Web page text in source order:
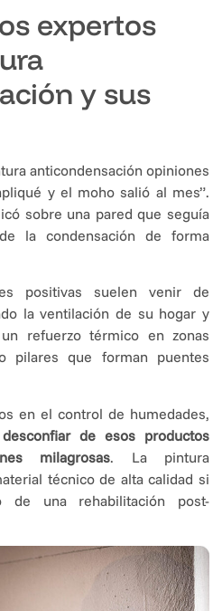
expertos
y sus
anticondensación opiniones
y el moho salió al mes”.
sobre una pared que seguía
la condensación de forma
positivas suelen venir de
la ventilación de su hogar y
refuerzo térmico en zonas
pilares que forman puentes
en el control de humedades,
de esos productos
milagrosas. La pintura
técnico de alta calidad si
una rehabilitación post-